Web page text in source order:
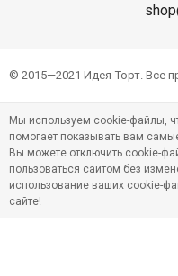
© 2015—2021 Идея-Торт. Все
Мы используем cookie-файлы,
помогает показывать вам
Вы можете отключить cookie-
пользоваться сайтом без
использование ваших cookie-
сайте!